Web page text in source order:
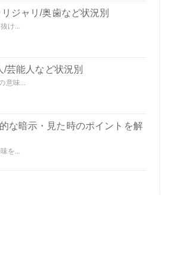
ジャリ/奥歯など状況別
け...
/芸能人など状況別
意味...
な暗示・見た時のポイントを解
を...